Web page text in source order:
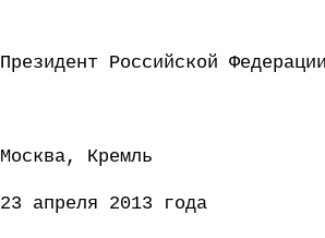
Президент
Москва, Кремль
23 апреля 2013 года